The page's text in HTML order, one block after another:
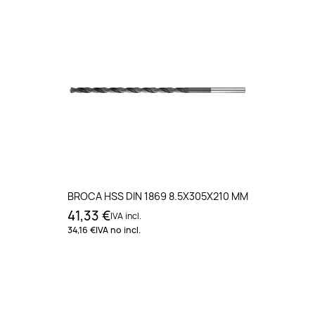
BROCA HSS DIN 1869 8.5X305X210 MM
41,33 €IVA incl.
34,16 €IVA no incl.